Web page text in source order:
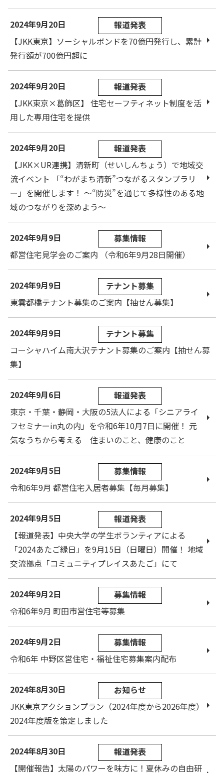
2024年9月20日
報道発表
【JKK東京】ソーシャルボンドを70億円発行し、累計
発行額が700億円超に
2024年9月20日
報道発表
【JKK東京×葛飾区】 住宅セーフティネット制度を活
用した専用住宅を提供
2024年9月20日
報道発表
【JKK×UR連携】清新町（せいしんちょう）で地域交
流イベント 「“わがまち清新”つながるスタンプラリ
ー」を開催します！ ～“防災”を通じて多様性のある地
域のつながりを深めよう～
2024年9月9日
募集情報
都営住宅見学会のご案内 （令和6年9月28日開催）
2024年9月9日
テナント募集
東雲都橋テナント募集のご案内【抽せん募集】
2024年9月9日
テナント募集
コーシャハイム南大沢テナント募集のご案内【抽せん募
集】
2024年9月6日
報道発表
東京・千葉・静岡・大阪の5法人による「シニアライ
フセミナーin丸の内」を令和6年10月7日に開催！ 元
気なうちから考える 住まいのこと、健康のこと
2024年9月5日
募集情報
令和6年9月 都営住宅入居者募集【毎月募集】
2024年9月5日
報道発表
【報道発表】中央大学の学生ボランティアによる
「2024あたご縁日」を9月15日（日曜日）開催！ 地域
交流拠点「コミュニティプレイスあたご」にて
2024年9月2日
募集情報
令和6年9月 町田市営住宅等募集
2024年9月2日
募集情報
令和6年 中野区営住宅・福祉住宅募集案内配布
2024年8月30日
お知らせ
JKK東京アクションプラン（2024年度から2026年度）
2024年度版を策定しました
2024年8月30日
報道発表
【開催報告】太陽のパワーを味方に！夏休みの自由研